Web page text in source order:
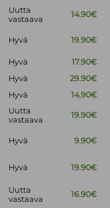
Uutta
vastaava
14.90€
Hyvä 19.90€
Hyvä
17.90€
Hyvä
29.90€
Hyvä 14.90€
Uutta
vastaava
19.90€
Hyvä 9.90€
Hyvä 19.90€
Uutta
vastaava
16.90€